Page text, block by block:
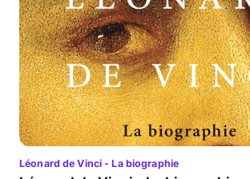
Léonard de Vinci - La biographie